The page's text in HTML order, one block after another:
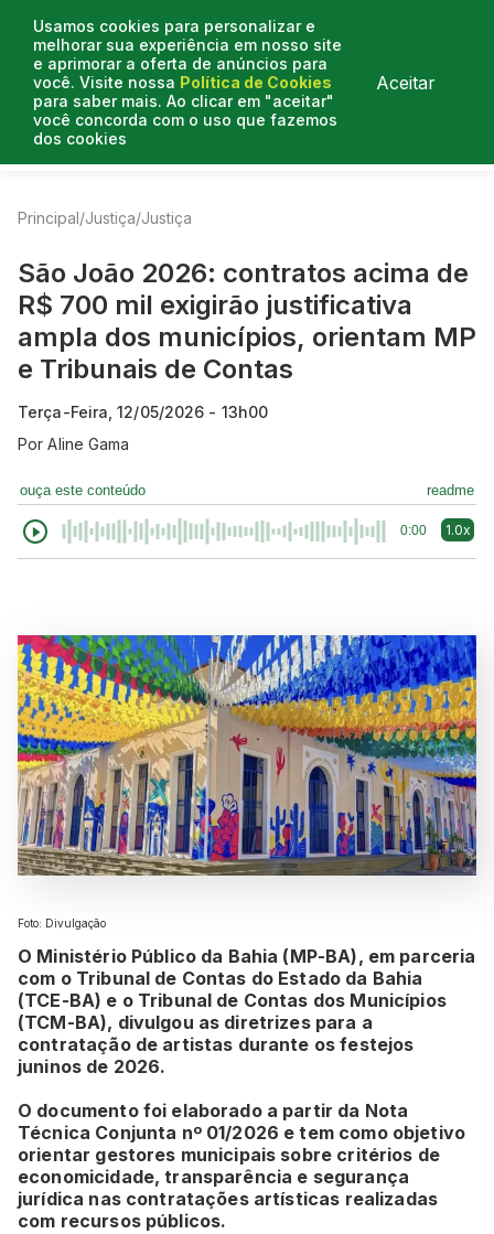
Usamos cookies para personalizar e
melhorar sua experiência em nosso site
e aprimorar a oferta de anúncios para
você. Visite nossa Política de Cookies
para saber mais. Ao clicar em "aceitar"
você concorda com o uso que fazemos
dos cookies
Aceitar
Entrevistas
Principal/Justiça/Justiça
São João 2026: contratos acima de
R$ 700 mil exigirão justificativa
ampla dos municípios, orientam MP
e Tribunais de Contas
Terça-Feira, 12/05/2026 - 13h00
PorAline Gama
ouça este conteúdo readme
0:00 1.0x
Foto: Divulgação
O Ministério Público da Bahia (MP-BA), em parceria
com o Tribunal de Contas do Estado da Bahia
(TCE-BA) e o Tribunal de Contas dos Municípios
(TCM-BA), divulgou as diretrizes para a
contratação de artistas durante os festejos
juninos de 2026.
O documento foi elaborado a partir da Nota
Técnica Conjunta nº 01/2026 e tem como objetivo
orientar gestores municipais sobre critérios de
economicidade, transparência e segurança
jurídica nas contratações artísticas realizadas
com recursos públicos.